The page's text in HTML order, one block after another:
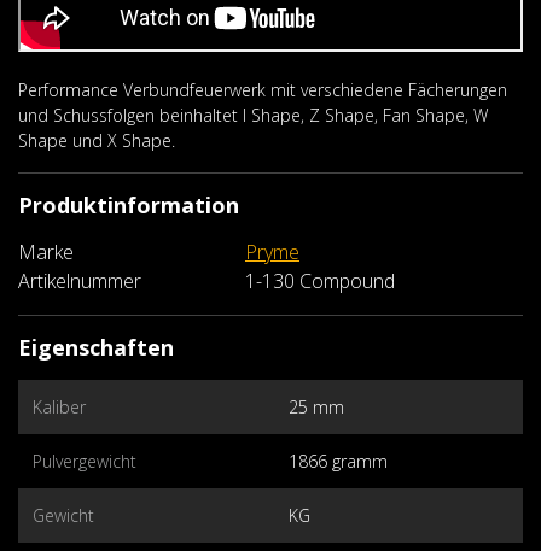
Performance Verbundfeuerwerk mit verschiedene Fächerungen
und Schussfolgen beinhaltet I Shape, Z Shape, Fan Shape, W
Shape und X Shape.
Produktinformation
Marke
Pryme
Artikelnummer
1-130 Compound
Eigenschaften
Kaliber 25 mm
Pulvergewicht 1866 gramm
Gewicht KG